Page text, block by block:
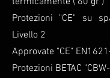
Protezioni "CE" su
Livello 2
Approvate "CE"
Protezioni BETAC